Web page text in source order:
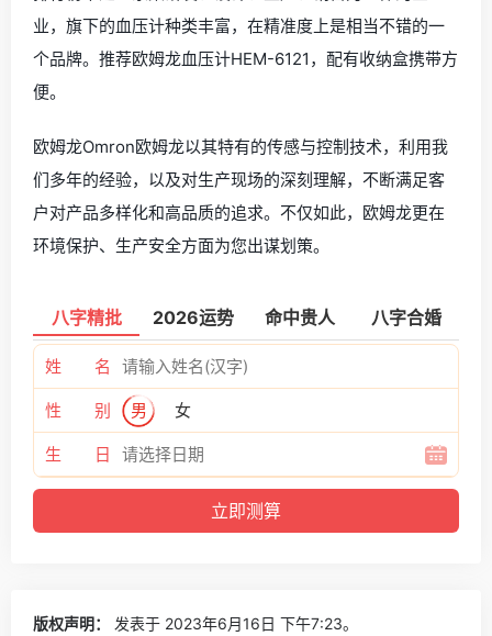
业，旗下的血压计种类丰富，在精准度上是相当不错的一
个品牌。推荐欧姆龙血压计HEM-6121，配有收纳盒携带方
便。
欧姆龙Omron欧姆龙以其特有的传感与控制技术，利用我
们多年的经验，以及对生产现场的深刻理解，不断满足客
户对产品多样化和高品质的追求。不仅如此，欧姆龙更在
环境保护、生产安全方面为您出谋划策。
八字精批 2026运势 命中贵人 八字合婚
姓 名
性 别 男 女
生 日
版权声明：
发表于 2023年6月16日 下午7:23。